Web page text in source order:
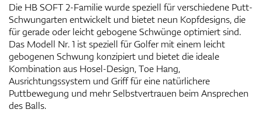
Die HB SOFT 2-Familie wurde speziell für verschiedene Putt-
Schwungarten entwickelt und bietet neun Kopfdesigns, die
für gerade oder leicht gebogene Schwünge optimiert sind.
Das Modell Nr. 1 ist speziell für Golfer mit einem leicht
gebogenen Schwung konzipiert und bietet die ideale
Kombination aus Hosel-Design, Toe Hang,
Ausrichtungssystem und Griff für eine natürlichere
Puttbewegung und mehr Selbstvertrauen beim Ansprechen
des Balls.